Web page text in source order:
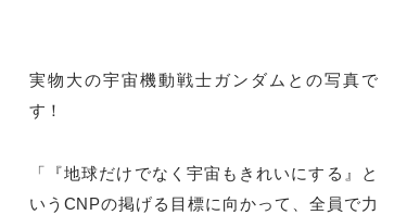
実物大の宇宙機動戦士ガンダムとの写真で
す！
「『地球だけでなく宇宙もきれいにする』と
いうCNPの掲げる目標に向かって、全員で力